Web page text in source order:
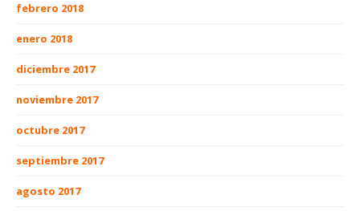
febrero 2018
enero 2018
diciembre 2017
noviembre 2017
octubre 2017
septiembre 2017
agosto 2017